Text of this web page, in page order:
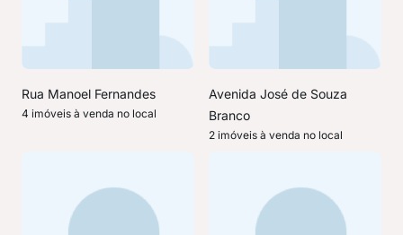
Rua Manoel Fernandes
4 imóveis à venda no local
Avenida José de Souza
Branco
2 imóveis à venda no local